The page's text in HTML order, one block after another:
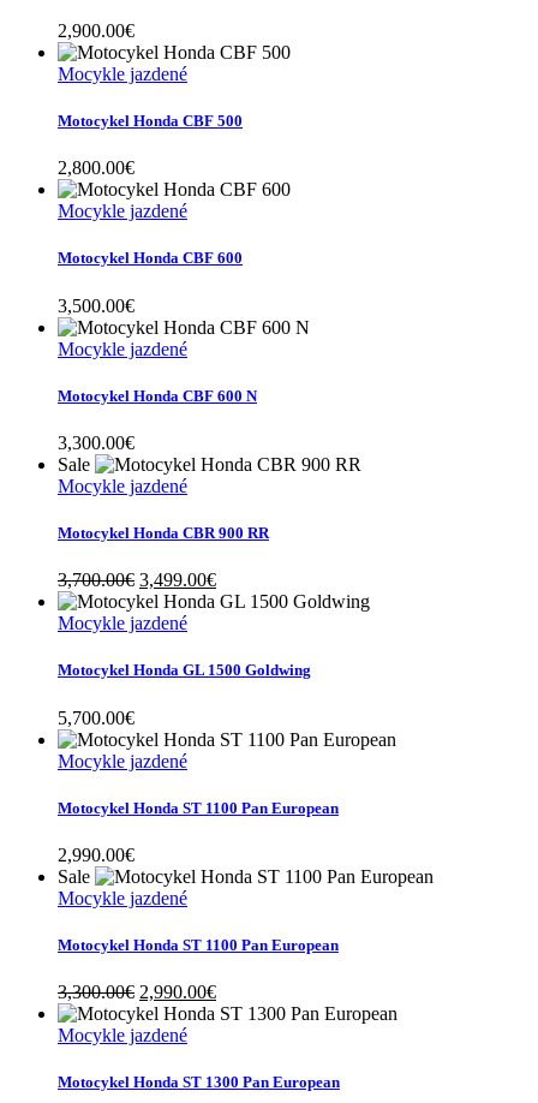
2,900.00€
Mocykle jazdené
Motocykel Honda CBF 500
2,800.00€
Mocykle jazdené
Motocykel Honda CBF 600
3,500.00€
Mocykle jazdené
Motocykel Honda CBF 600 N
3,300.00€
Sale
Mocykle jazdené
Motocykel Honda CBR 900 RR
3,700.00€ Original
price
was:
3,499.00€Current
price
Mocykle jazdené
Motocykel Honda GL 1500 Goldwing
5,700.00€
Mocykle jazdené
Motocykel Honda ST 1100 Pan European
2,990.00€
Sale
Mocykle jazdené
Motocykel Honda ST 1100 Pan European
3,300.00€ Original
price
was:
2,990.00€Current
price
Mocykle jazdené
Motocykel Honda ST 1300 Pan European